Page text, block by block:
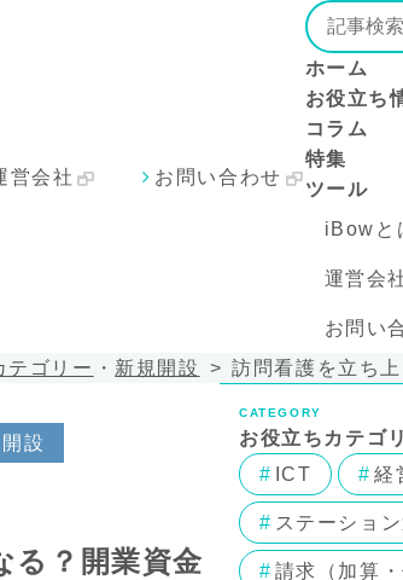
営会社 お問い合わせ
ホーム
お役立ち
コラム
特集
ツール
iBowと
運営会
お問い
テゴリー ・ 新規開設
訪問看護を立ち
設
る？開業資金
CATEGORY
お役立ちカテゴ
ICT
経
ステーショ
請求（加算・